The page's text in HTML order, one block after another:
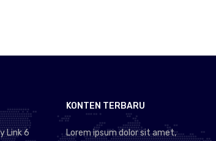
Link 6
KONTEN TERBARU
Lorem ipsum dolor sit amet,